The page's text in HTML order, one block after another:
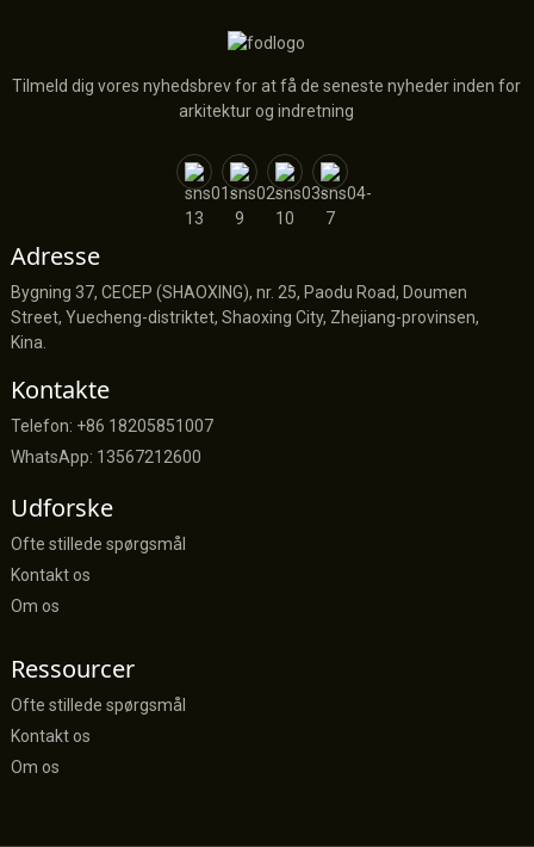
Tilmeld dig vores nyhedsbrev for at få de seneste nyheder inden for
arkitektur og indretning
Adresse
Bygning 37, CECEP (SHAOXING), nr. 25, Paodu Road, Doumen
Street, Yuecheng-distriktet, Shaoxing City, Zhejiang-provinsen,
Kina.
Kontakte
Telefon: +86 18205851007
WhatsApp: 13567212600
Udforske
Ofte stillede spørgsmål
Kontakt os
Om os
Ressourcer
Ofte stillede spørgsmål
Kontakt os
Om os